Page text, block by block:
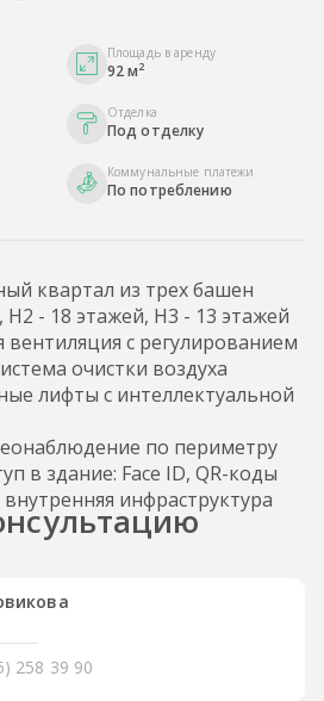
Площадь в аренду
92 м2
Отделка
Под отделку
Коммунальные платежи
По потреблению
квартал из трех башен
- 18 этажей, H3 - 13 этажей
с регулированием
очистки воздуха
лифты с интеллектуальной
по периметру
в здание: Face ID, QR-коды
инфраструктура
258 39 90